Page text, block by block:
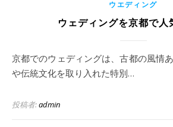
ウエディング
ウェディングを京都で人
京都でのウェディングは、古都の風情あふれるロケーション
や伝統文化を取り入れた特別…
投稿者:admin